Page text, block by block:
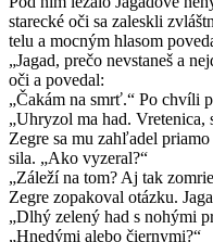
starecké oči sa zaleskli
telu a mocným hlasom
„Jagad, prečo nevstaneš a
oči a povedal:
„Čakám na smrť.“ Po chvíli
„Uhryzol ma had. Vretenica,
Zegre sa mu zahľadel
sila. „Ako vyzeral?“
„Záleží na tom? Aj tak
Zegre zopakoval otázku.
„Dlhý zelený had s nohými
„Hnedými alebo čiernymi?“